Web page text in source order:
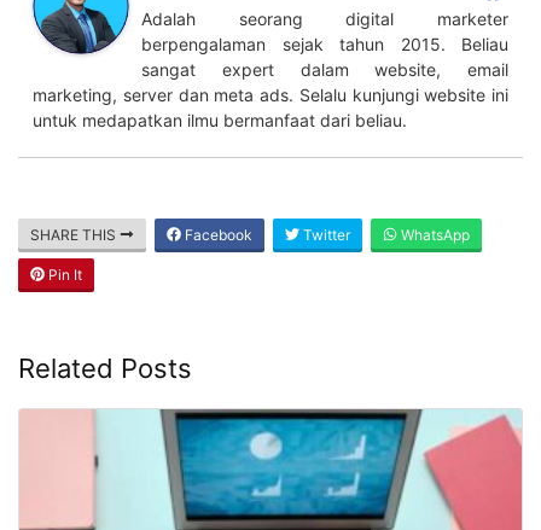
Adalah seorang digital marketer
berpengalaman sejak tahun 2015. Beliau
sangat expert dalam website, email
marketing, server dan meta ads. Selalu kunjungi website ini
untuk medapatkan ilmu bermanfaat dari beliau.
SHARE THIS Facebook Twitter WhatsApp
Pin It
Related Posts